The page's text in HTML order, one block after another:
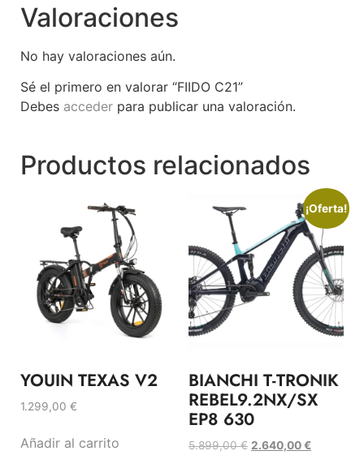
Valoraciones
No hay valoraciones aún.
Sé el primero en valorar “FIIDO C21”
Debes acceder para publicar una valoración.
Productos relacionados
YOUIN TEXAS V2
1.299,00 €
Añadir al carrito
¡Oferta!
BIANCHI T-TRONIK
REBEL9.2NX/SX
EP8 630
5.899,00€ 2.640,00€